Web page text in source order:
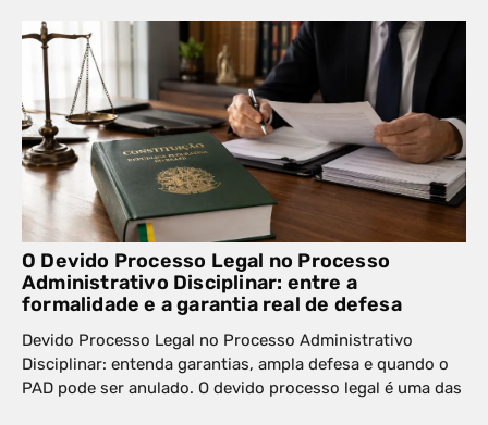
O Devido Processo Legal no Processo
Administrativo Disciplinar: entre a
formalidade e a garantia real de defesa
Devido Processo Legal no Processo Administrativo
Disciplinar: entenda garantias, ampla defesa e quando o
PAD pode ser anulado. O devido processo legal é uma das